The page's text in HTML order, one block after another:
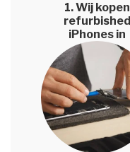
1. Wij kopen
refurbished
iPhones in